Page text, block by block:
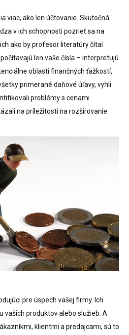
viac, ako len účtovanie. Skutočná
v ich schopnosti pozrieť sa na
ako by profesor literatúry čítal
len vaše čísla – interpretujú
oblasti finančných ťažkostí,
primerané daňové úľavy, vyhli
problémy s cenami
na príležitosti na rozširovanie
pre úspech vašej firmy. Ich
vašich produktov alebo služieb. A
klientmi a predajcami, sú to